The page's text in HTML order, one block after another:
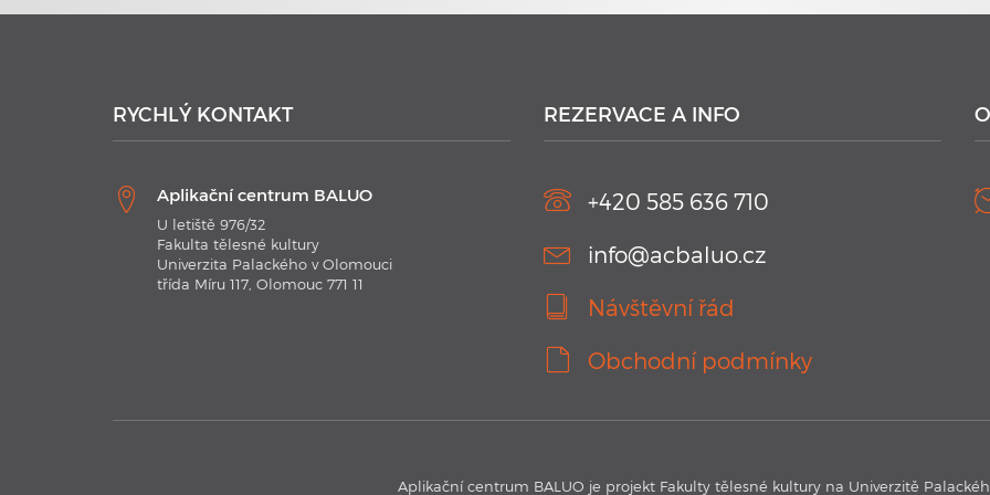
RYCHLÝ KONTAKT
Aplikační centrum BALUO
U letiště 976/32
Fakulta tělesné kultury
Univerzita Palackého v Olomouci
třída Míru 117, Olomouc 771 11
REZERVACE A INFO
+420 585 636 710
info@acbaluo.cz
Návštěvní řád
Obchodní podmínky
Aplikační centrum BALUO je projekt Fakulty tělesné kultury na Univerzitě